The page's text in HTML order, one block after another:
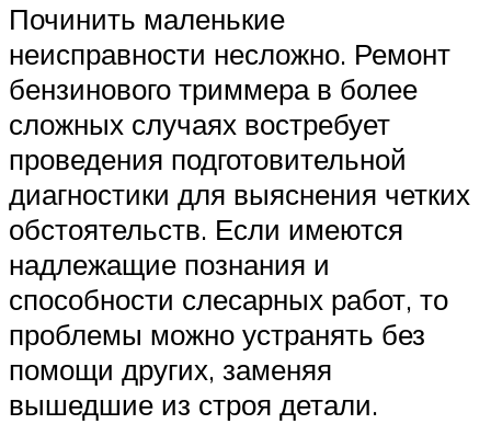
Починить маленькие
неисправности несложно. Ремонт
бензинового триммера в более
сложных случаях востребует
проведения подготовительной
диагностики для выяснения четких
обстоятельств. Если имеются
надлежащие познания и
способности слесарных работ, то
проблемы можно устранять без
помощи других, заменяя
вышедшие из строя детали.